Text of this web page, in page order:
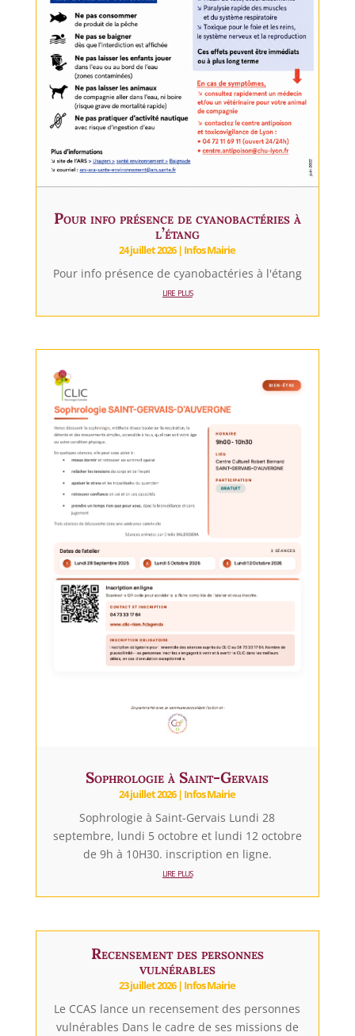
Pour info présence de cyanobactéries à
l’étang
24 juillet 2026| Infos Mairie
Pour info présence de cyanobactéries à l'étang
lire plus
Sophrologie à Saint-Gervais
24 juillet 2026| Infos Mairie
Sophrologie à Saint-Gervais Lundi 28
septembre, lundi 5 octobre et lundi 12 octobre
de 9h à 10H30. inscription en ligne.
lire plus
Recensement des personnes
vulnérables
23 juillet 2026| Infos Mairie
Le CCAS lance un recensement des personnes
vulnérables Dans le cadre de ses missions de